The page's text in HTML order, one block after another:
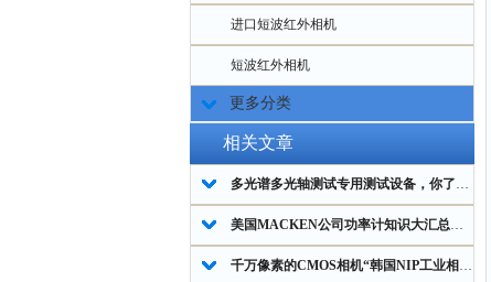
进口短波红外相机
短波红外相机
更多分类
相关文章
多光谱多光轴测试专用测试设备，你了解吗？
美国MACKEN公司功率计知识大汇总，入门必看！
千万像素的CMOS相机“韩国NIP工业相机”